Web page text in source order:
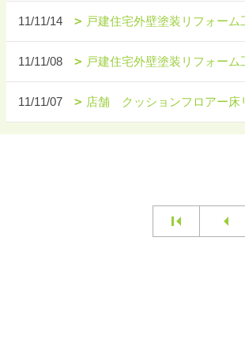
11/11/14 戸建住宅外壁塗装リフォー
11/11/08 戸建住宅外壁塗装リフォー
11/11/07 店舗 クッションフロアー床